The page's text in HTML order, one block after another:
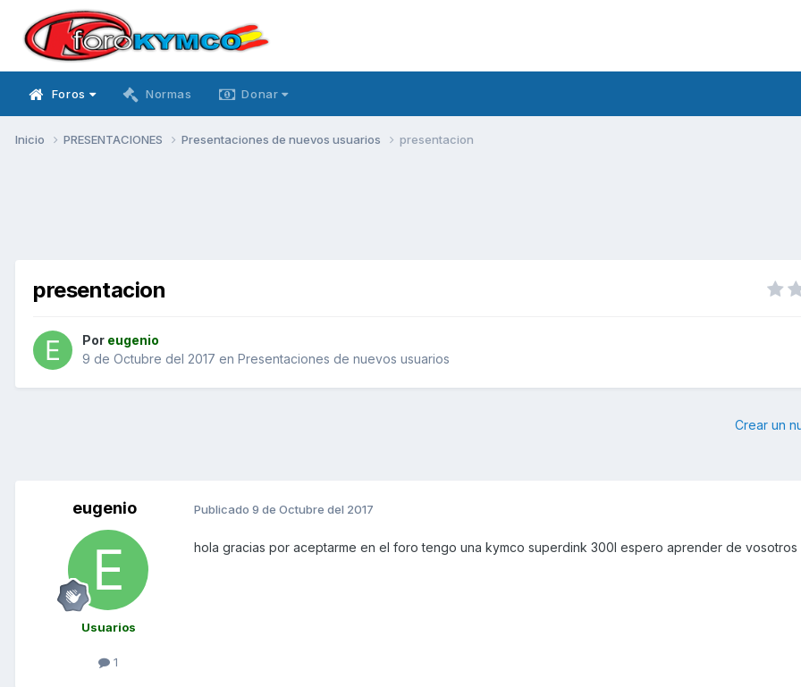
Foros Normas Donar
Inicio PRESENTACIONES Presentaciones de nuevos usuarios presentacion
presentacion
Por eugenio
9 de Octubre del 2017 en Presentaciones de nuevos usuarios
Crear un
eugenio
Usuarios
1
Publicado 9 de Octubre del 2017
hola gracias por aceptarme en el foro tengo una kymco superdink 300I espero aprender de vosotros